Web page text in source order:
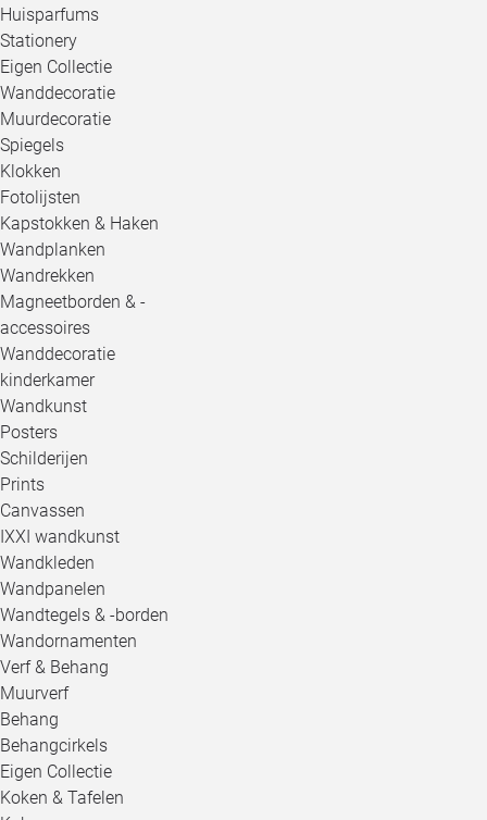
Huisparfums
Stationery
Eigen Collectie
Wanddecoratie
Muurdecoratie
Spiegels
Klokken
Fotolijsten
Kapstokken & Haken
Wandplanken
Wandrekken
Magneetborden & -
accessoires
Wanddecoratie
kinderkamer
Wandkunst
Posters
Schilderijen
Prints
Canvassen
IXXI wandkunst
Wandkleden
Wandpanelen
Wandtegels & -borden
Wandornamenten
Verf & Behang
Muurverf
Behang
Behangcirkels
Eigen Collectie
Koken & Tafelen